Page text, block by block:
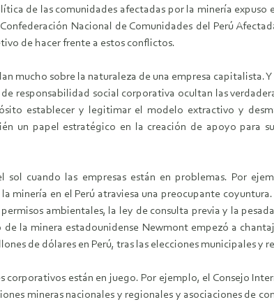
de las comunidades afectadas por la minería expuso
Nacional de Comunidades del Perú
de hacer frente a estos conflictos.
mucho sobre la naturaleza de una empresa capitalista.
responsabilidad social corporativa ocultan las
establecer y legitimar el modelo extractivo y
un papel estratégico en la creación de apoyo para
cuando las empresas están en problemas. Por
minería en el Perú atraviesa una preocupante
ambientales, la ley de consulta previa y la
la minera estadounidense Newmont empezó a
de dólares en Perú, tras las elecciones municipales y
están en juego. Por ejemplo, el Consejo
mineras nacionales y regionales y asociaciones de